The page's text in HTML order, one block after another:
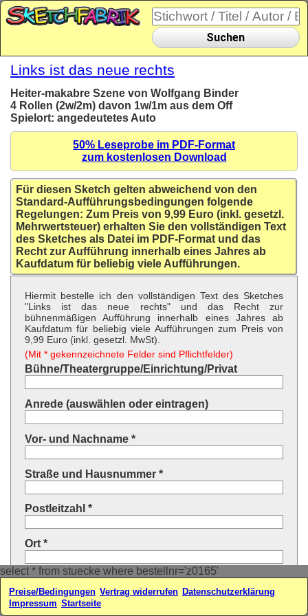
select * from stuecke where bestellnr='z0165'
Suchen
Links ist das neue rechts
Heiter-makabre Szene von Wolfgang Binder
4 Rollen (2w/2m) davon 1w/1m aus dem Off
Spielort: angedeutetes Auto
50% Leseprobe im PDF-Format
zum kostenlosen Download
Für diesen Sketch gelten abweichend von den
Standard-Aufführungsbedingungen folgende
Regelungen: Zum Preis von 9,99 Euro (inkl. gesetzl.
Mehrwertsteuer) erhalten Sie den vollständigen Text
des Sketches als Datei im PDF-Format und das
Recht zur Aufführung innerhalb eines Jahres ab
Kaufdatum für beliebig viele Aufführungen.
Hiermit bestelle ich den vollständigen Text des Sketches
"Links ist das neue rechts" und das Recht zur
bühnenmäßigen Aufführung innerhalb eines Jahres ab
Kaufdatum für beliebig viele Aufführungen zum Preis von
9,99 Euro (inkl. gesetzl. MwSt).
(Mit * gekennzeichnete Felder sind Pflichtfelder)
Bühne/Theatergruppe/Einrichtung/Privat
Anrede (auswählen oder eintragen)
Vor- und Nachname *
Straße und Hausnummer *
Postleitzahl *
Ort *
Land * (auswählen oder eintragen)
Ihre E-Mail-Adresse*
Preise/Bedingungen Vertrag widerrufen Datenschutzerklärung
Impressum Startseite